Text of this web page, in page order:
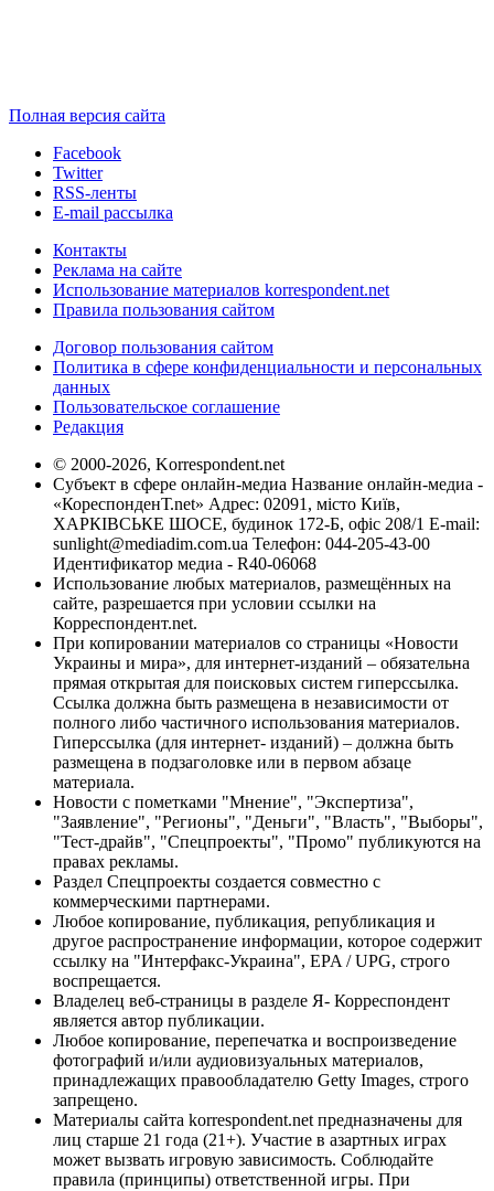
Полная версия сайта
Facebook
Twitter
RSS-ленты
E-mail рассылка
Контакты
Реклама на сайте
Использование материалов korrespondent.net
Правила пользования сайтом
Договор пользования сайтом
Политика в сфере конфиденциальности и персональных
данных
Пользовательское соглашение
Редакция
© 2000-2026, Korrespondent.net
Субъект в сфере онлайн-медиа Название онлайн-медиа -
«КореспонденТ.net» Адрес: 02091, місто Київ,
ХАРКІВСЬКЕ ШОСЕ, будинок 172-Б, офіс 208/1 E-mail:
sunlight@mediadim.com.ua Телефон: 044-205-43-00
Идентификатор медиа - R40-06068
Использование любых материалов, размещённых на
сайте, разрешается при условии ссылки на
Корреспондент.net.
При копировании материалов со страницы «Новости
Украины и мира», для интернет-изданий – обязательна
прямая открытая для поисковых систем гиперссылка.
Ссылка должна быть размещена в независимости от
полного либо частичного использования материалов.
Гиперссылка (для интернет- изданий) – должна быть
размещена в подзаголовке или в первом абзаце
материала.
Новости с пометками "Мнение", "Экспертиза",
"Заявление", "Регионы", "Деньги", "Власть", "Выборы",
"Тест-драйв", "Спецпроекты", "Промо" публикуются на
правах рекламы.
Раздел Спецпроекты создается совместно с
коммерческими партнерами.
Любое копирование, публикация, републикация и
другое распространение информации, которое содержит
ссылку на "Интерфакс-Украина", EPA / UPG, строго
воспрещается.
Владелец веб-страницы в разделе Я- Корреспондент
является автор публикации.
Любое копирование, перепечатка и воспроизведение
фотографий и/или аудиовизуальных материалов,
принадлежащих правообладателю Getty Images, строго
запрещено.
Материалы сайта korrespondent.net предназначены для
лиц старше 21 года (21+). Участие в азартных играх
может вызвать игровую зависимость. Соблюдайте
правила (принципы) ответственной игры. При